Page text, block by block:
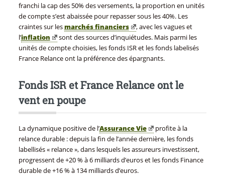
franchi la cap des 50% des versements, la proportion en unités
de compte s’est abaissée pour repasser sous les 40%. Les
craintes sur lesmarchés financiers
, avec les vagues et
l’inflation
sont des sources d’inquiétudes. Mais parmi les
unités de compte choisies, les fonds ISR et les fonds labelisés
France Relance ont la préférence des épargnants.
Fonds ISR et France Relance ont le
vent en poupe
La dynamique positive de l’Assurance Vie
profite à la
relance durable : depuis la fin de l’année dernière, les fonds
labellisés « relance », dans lesquels les assureurs investissent,
progressent de +20 % à 6 milliards d’euros et les fonds Finance
durable de +16 % à 134 milliards d’euros.